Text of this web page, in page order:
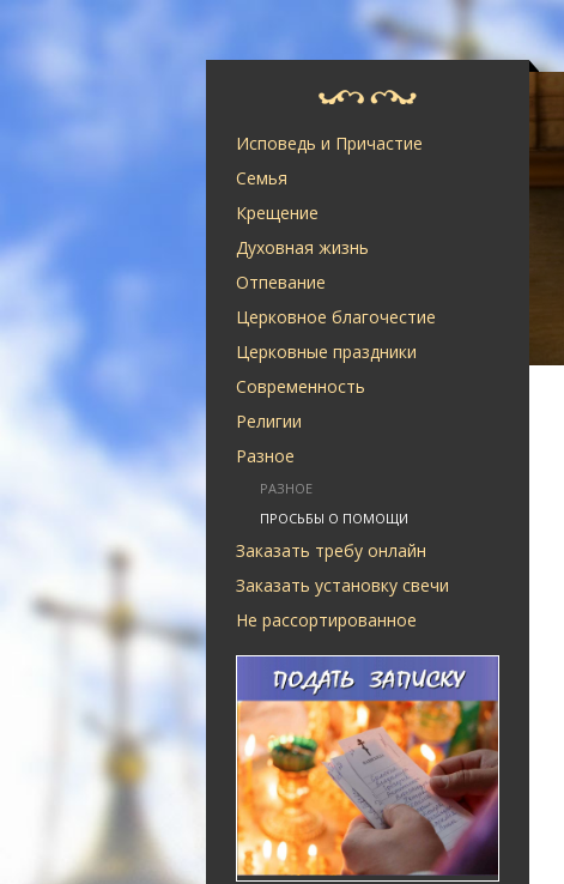
Исповедь и Причастие
Семья
Крещение
Духовная жизнь
Отпевание
Церковное благочестие
Церковные праздники
Современность
Религии
Разное
РАЗНОЕ
ПРОСЬБЫ О ПОМОЩИ
Заказать требу онлайн
Заказать установку свечи
Не рассортированное